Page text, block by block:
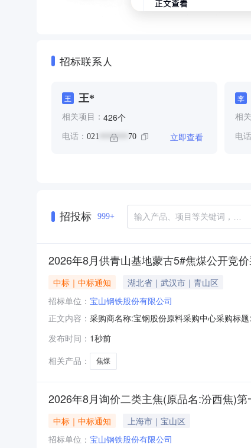
招标联系人
王 王*
相关项目： 426个
电话： 021 ******* 70 立即查看
李
相
电话
招投标 999+
2026年8月供青山基地蒙古5#焦煤公开竞
中标｜中标通知
湖北省｜武汉市｜青山区
招标单位： 宝山钢铁股份有限公司
正文内容： 采购商名称:宝钢股份原料采购中心采购标
发布时间： 1秒前
相关产品：
焦煤
2026年8月询价二类主焦(原品名:汾西焦)
中标｜中标通知
上海市｜宝山区
招标单位： 宝山钢铁股份有限公司